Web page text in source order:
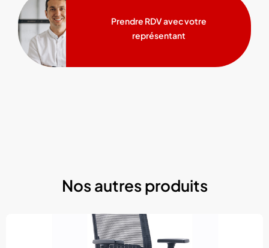
Prendre RDV avec votre
représentant
Nos autres produits